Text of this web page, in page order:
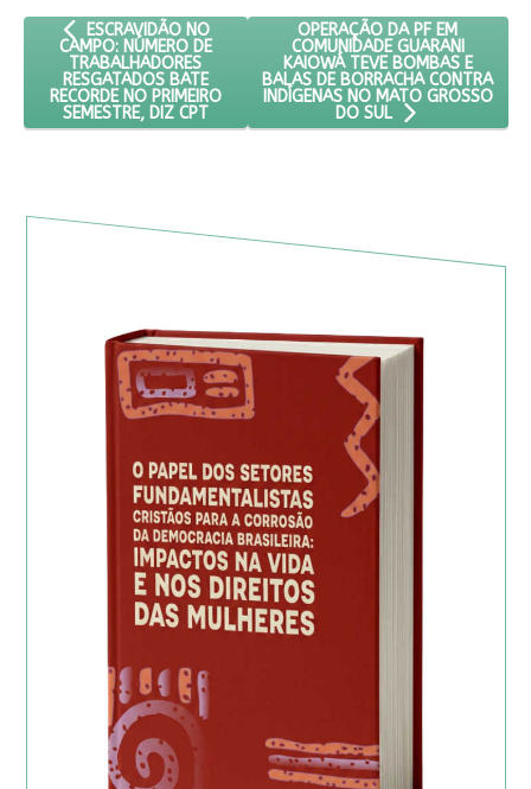
ARTIGO ANTERIOR: ESCRAVIDÃO NO CAMPO: NÚMERO DE
ESCRAVIDÃO NO
CAMPO: NÚMERO DE
TRABALHADORES
RESGATADOS BATE
RECORDE NO PRIMEIRO
SEMESTRE, DIZ CPT
PRÓXIMO ARTIGO:
OPERAÇÃO DA PF EM
COMUNIDADE GUARANI
KAIOWÁ TEVE BOMBAS E
BALAS DE BORRACHA CONTRA
INDÍGENAS NO MATO GROSSO
DO SUL